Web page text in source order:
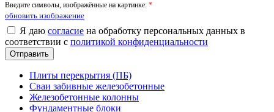
Введите символы, изображённые на картинке: *
обновить изображение
Я даю согласие на обработку персональных данных в
соответствии с политикой конфиденциальности
Плиты перекрытия (ПБ)
Сваи забивные железобетонные
Железобетонные колонны
Фундаментные блоки